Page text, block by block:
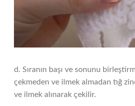
d. Sıranın başı ve sonunu
çekmeden ve ilmek almadan tığ
ve ilmek alınarak çekilir.